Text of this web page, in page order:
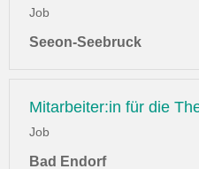
Job
Seeon-Seebruck
Mitarbeiter:in für die
Job
Bad Endorf